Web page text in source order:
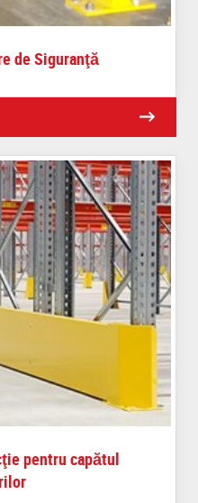
de Siguranţă
pentru capătul